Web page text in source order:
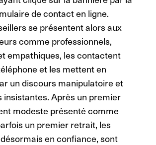
de contact en ligne.
se présentent alors aux
comme professionnels,
empathiques, les contactent
et les mettent en
un discours manipulatoire et
insistantes. Après un premier
modeste présenté comme
un premier retrait, les
en confiance, sont